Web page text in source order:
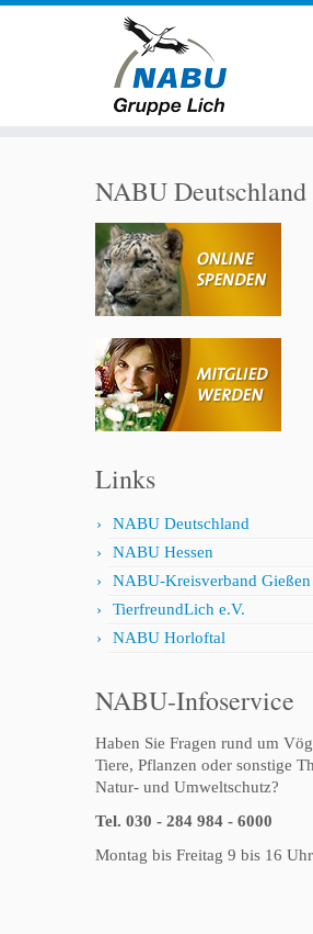
NABU Deutschland
Links
NABU Deutschland
NABU Hessen
NABU-Kreisverband Gießen
TierfreundLich e.V.
NABU Horloftal
NABU-Infoservice
Haben Sie Fragen rund um
Tiere, Pflanzen oder sonstige
Natur- und Umweltschutz?
Tel. 030 - 284 984 - 6000
Montag bis Freitag 9 bis 16 Uhr